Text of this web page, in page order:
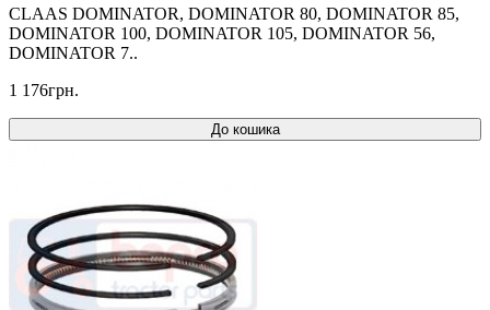
CLAAS DOMINATOR, DOMINATOR 80, DOMINATOR 85,
DOMINATOR 100, DOMINATOR 105, DOMINATOR 56,
DOMINATOR 7..
1 176грн.
До кошика